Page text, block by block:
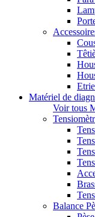
Matériel de
Voir tous
Balance